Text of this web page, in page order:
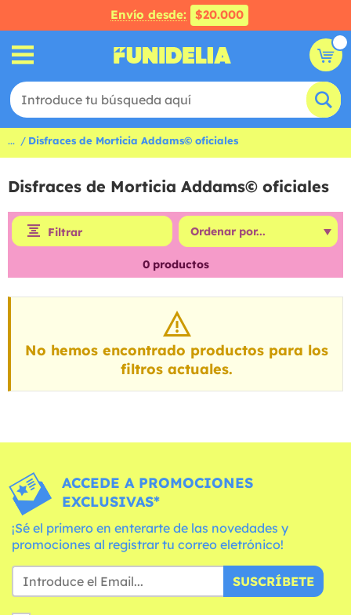
Envío desde: $20.000
... Disfraces de Morticia Addams© oficiales
Disfraces de Morticia Addams© oficiales
Filtrar
0productos
No hemos encontrado productos para los
filtros actuales.
ACCEDE A PROMOCIONES
EXCLUSIVAS*
¡Sé el primero en enterarte de las novedades y
promociones al registrar tu correo eletrónico!
SUSCRÍBETE